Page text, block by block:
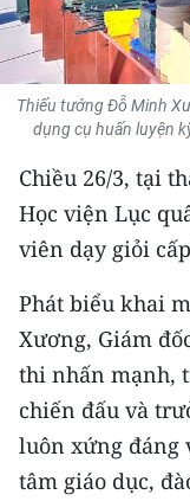
MÔI TRƯỜNG
BẠN ĐỌC
KIỂM CHỨNG
TRI THỨC
54 DÂN TỘC VIỆT
CHƯƠNG TRÌNH
MỘT SẢN PHẨM
RADIO
MEDIA CENTER
Thiếu tướng Đỗ Minh
dụng cụ huấn luyện
Chiều 26/3, tại
Học viện Lục
viên dạy giỏi
Phát biểu khai
Xương, Giám
thi nhấn mạnh,
chiến đấu và
luôn xứng
tâm giáo dục,